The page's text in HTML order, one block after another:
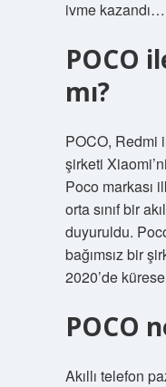
ivme kazandı…
POCO
mı?
POCO, Redmi
şirketi
Poco markası
orta sınıf bir
duyuruldu.
bağımsız bir
2020’de
POCO
Akıllı telefon